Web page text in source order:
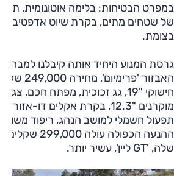
במפרט הבטיחות: בלימה אוטונומית, תיקון
של שטחים מתים, בקרת שיוט
בצומת.
גרסת המנוע היחיד אותה קיבלנו למבחן
האבזור
מוקרנים "12.3, בקרת אקלים דו-
תפעול חשמלי למושב הנהג, ריפוד
ההנעה הכפולה
שלה, 'GT ליין', עשיר יותר.